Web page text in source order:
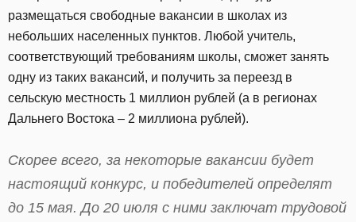
размещаться свободные вакансии в школах из
небольших населенных пунктов. Любой учитель,
соответствующий требованиям школы, сможет занять
одну из таких вакансий, и получить за переезд в
сельскую местность 1 миллион рублей (а в регионах
Дальнего Востока – 2 миллиона рублей).
Скорее всего, за некоторые вакансии будет
настоящий конкурс, и победителей определят
до 15 мая. До 20 июля с ними заключат трудовой